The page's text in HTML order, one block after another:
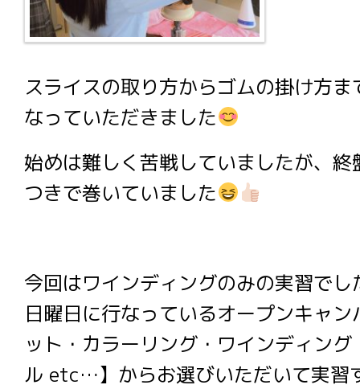
スライスの取り方からゴムの掛け方
なっていただきました
始めは難しく苦戦していましたが、終
つきで巻いていました
今回はワインディングのみの実習で
日曜日に行なっているオープンキャ
ット・カラーリング・ワインディン
ル etc…】からお選びいただいて実習